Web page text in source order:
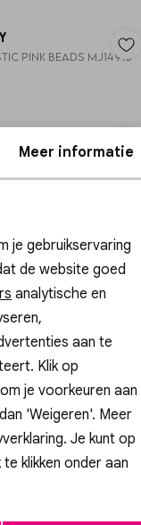
pink beads MJ14916
gold beads MJ14974
and beads MJ16020
cookies
Meer informatie
je gebruikservaring
de website goed
analytische en
aan te
Klik op
je voorkeuren aan
'Weigeren'. Meer
Je kunt op
klikken onder aan